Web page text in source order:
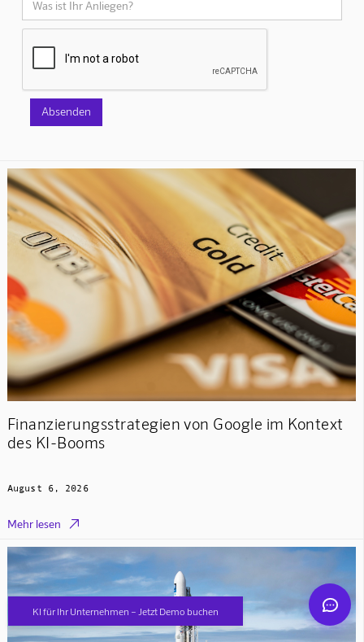
KI für Ihr Unternehmen – Jetzt Demo buchen
Online · KI-Assistent
Finanzierungsstrategien von Google im Kontext
des KI-Booms
August 6, 2026
Mehr lesen 